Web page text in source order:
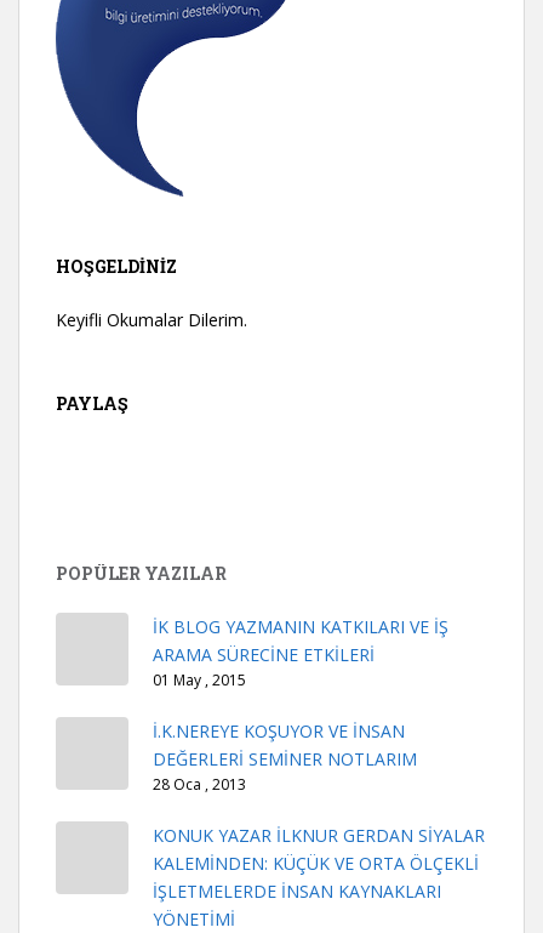
HOŞGELDINIZ
Keyifli Okumalar Dilerim.
PAYLAŞ
POPÜLER YAZILAR
İK BLOG YAZMANIN KATKILARI VE İŞ
ARAMA SÜRECİNE ETKİLERİ
01 May , 2015
İ.K.NEREYE KOŞUYOR VE İNSAN
DEĞERLERİ SEMİNER NOTLARIM
28 Oca , 2013
KONUK YAZAR İLKNUR GERDAN SİYALAR
KALEMİNDEN: KÜÇÜK VE ORTA ÖLÇEKLİ
İŞLETMELERDE İNSAN KAYNAKLARI
YÖNETİMİ